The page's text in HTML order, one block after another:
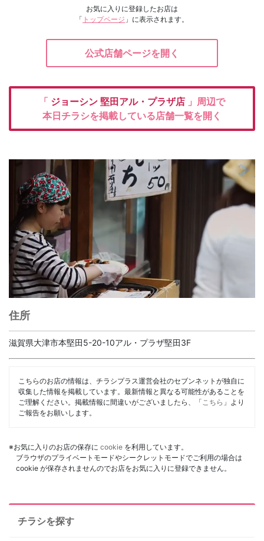
お気に入りに登録したお店は
「 トップページ 」に表示されます。
公式店舗ページを開く
「 ジョーシン 堅田アル・プラザ店 」周辺で
本日チラシを掲載している店舗一覧を開く
住所
滋賀県大津市本堅田5-20-10アル・プラザ堅田3F
こちらのお店の情報は、チラシプラス運営会社のセブンネットが独自に
収集した情報を掲載しています。最新情報と異なる可能性があることを
ご理解ください。掲載情報に間違いがございましたら、「 こちら 」より
ご報告をお願いします。
※お気に入りのお店の保存に cookie を利用しています。
ブラウザのプライベートモードやシークレットモードでご利用の場合は
cookie が保存されませんのでお店をお気に入りに登録できません。
チラシを探す